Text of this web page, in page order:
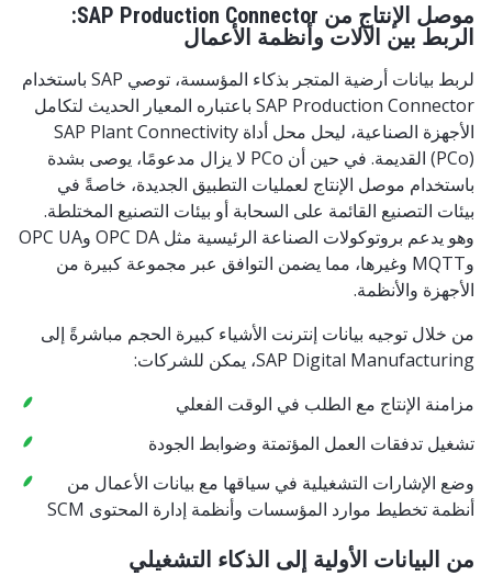
موصل الإنتاج من SAP Production Connector:
الربط بين الآلات وأنظمة الأعمال
لربط بيانات أرضية المتجر بذكاء المؤسسة، توصي SAP باستخدام
SAP Production Connector باعتباره المعيار الحديث لتكامل
الأجهزة الصناعية، ليحل محل أداة SAP Plant Connectivity
(PCo) القديمة. في حين أن PCo لا يزال مدعومًا، يوصى بشدة
باستخدام موصل الإنتاج لعمليات التطبيق الجديدة، خاصةً في
بيئات التصنيع القائمة على السحابة أو بيئات التصنيع المختلطة.
وهو يدعم بروتوكولات الصناعة الرئيسية مثل OPC DA وOPC UA
وMQTT وغيرها، مما يضمن التوافق عبر مجموعة كبيرة من
الأجهزة والأنظمة.
من خلال توجيه بيانات إنترنت الأشياء كبيرة الحجم مباشرةً إلى
SAP Digital Manufacturing، يمكن للشركات:
مزامنة الإنتاج مع الطلب في الوقت الفعلي
تشغيل تدفقات العمل المؤتمتة وضوابط الجودة
وضع الإشارات التشغيلية في سياقها مع بيانات الأعمال من
أنظمة تخطيط موارد المؤسسات وأنظمة إدارة المحتوى SCM
من البيانات الأولية إلى الذكاء التشغيلي